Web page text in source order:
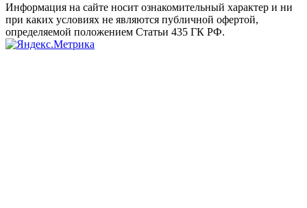
Информация на сайте носит ознакомительный характер и ни
при каких условиях не являются публичной офертой,
определяемой положением Статьи 435 ГК РФ.